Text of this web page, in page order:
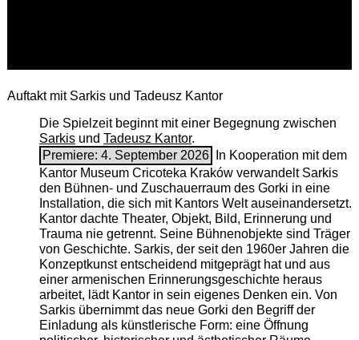
Auftakt mit Sarkis und Tadeusz Kantor
Die Spielzeit beginnt mit einer Begegnung zwischen
Sarkisund Tadeusz Kantor.
Premiere: 4. September 2026
In Kooperation mit dem
Kantor Museum Cricoteka Kraków verwandelt Sarkis
den Bühnen- und Zuschauerraum des Gorki in eine
Installation, die sich mit Kantors Welt auseinandersetzt.
Kantor dachte Theater, Objekt, Bild, Erinnerung und
Trauma nie getrennt. Seine Bühnenobjekte sind Träger
von Geschichte. Sarkis, der seit den 1960er Jahren die
Konzeptkunst entscheidend mitgeprägt hat und aus
einer armenischen ­Erinnerungsgeschichte heraus
arbeitet, lädt Kantor in sein eigenes Denken ein. Von
Sarkis übernimmt das neue Gorki den Begriff der
Einladung als künstlerische Form: eine Öffnung